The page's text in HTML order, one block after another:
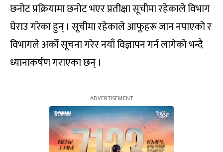
छनोट प्रक्रियामा छनोट भएर प्रतीक्षा सूचीमा रहेकाले विभाग
घेराउ गरेका हुन् । सूचीमा रहेकाले आफूहरू जान नपाएको र
विभागले अर्को सूचना गरेर नयाँ विज्ञापन गर्न लागेको भन्दै
ध्यानाकर्षण गराएका छन् ।